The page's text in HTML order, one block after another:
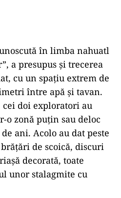
în limba nahuatl
a presupus și trecerea
cu un spațiu extrem de
între apă și tavan.
doi exploratori au
o zonă puțin sau deloc
ani. Acolo au dat peste
de scoică, discuri
decorată, toate
unor stalagmite cu